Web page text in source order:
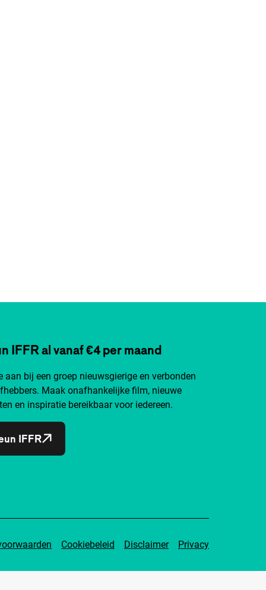
IFFR al vanaf €4 per maand
aan bij een groep nieuwsgierige en verbonden
Maak onafhankelijke film, nieuwe
en inspiratie bereikbaar voor iedereen.
IFFR
Cookiebeleid Disclaimer Privacy